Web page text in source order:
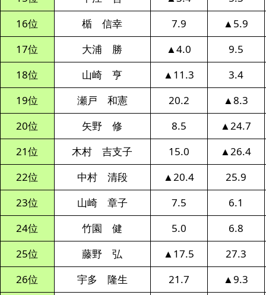
16位
楯 信幸 7.9
▲5.9
17位
大浦 勝 ▲4.0
9.5
18位
山崎 亨 ▲11.3
3.4
19位
瀬戸 和憲 20.2
▲8.3
20位
矢野 修 8.5
▲24.7
21位
木村 吉支子 15.0
▲26.4
22位
中村 清段 ▲20.4
25.9
23位
山崎 章子 7.5
6.1
24位
竹園 健 5.0
6.8
25位
藤野 弘 ▲17.5
27.3
26位
宇多 隆生 21.7
▲9.3